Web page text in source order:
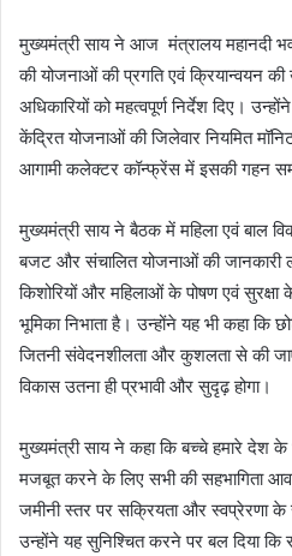
मुख्यमंत्री साय ने आज मंत्रालय महानदी
की योजनाओं की प्रगति एवं क्रियान्वयन की
अधिकारियों को महत्वपूर्ण निर्देश दिए।
केंद्रित योजनाओं की जिलेवार नियमित
आगामी कलेक्टर कॉन्फ्रेंस में इसकी गहन
मुख्यमंत्री साय ने बैठक में महिला एवं बाल
बजट और संचालित योजनाओं की जानकारी
किशोरियों और महिलाओं के पोषण एवं सुरक्षा
भूमिका निभाता है। उन्होंने यह भी कहा कि
जितनी संवेदनशीलता और कुशलता से की
विकास उतना ही प्रभावी और सुदृढ़ होगा।
मुख्यमंत्री साय ने कहा कि बच्चे हमारे देश
मजबूत करने के लिए सभी की सहभागिता
जमीनी स्तर पर सक्रियता और स्वप्रेरणा के
उन्होंने यह सुनिश्चित करने पर बल दिया